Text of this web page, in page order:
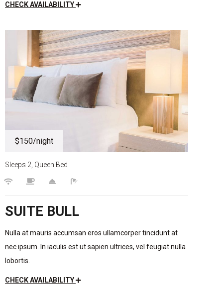
CHECK AVAILABILITY
$150/night
Sleeps 2, Queen Bed
SUITE BULL
Nulla at mauris accumsan eros ullamcorper tincidunt at
nec ipsum. In iaculis est ut sapien ultrices, vel feugiat nulla
lobortis.
CHECK AVAILABILITY